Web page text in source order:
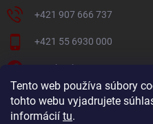
Tento web používa súbory
tohto webu vyjadrujete
informácií tu.
+421 907 666 737
+421 55 6930 000
Facebook
+421907666737